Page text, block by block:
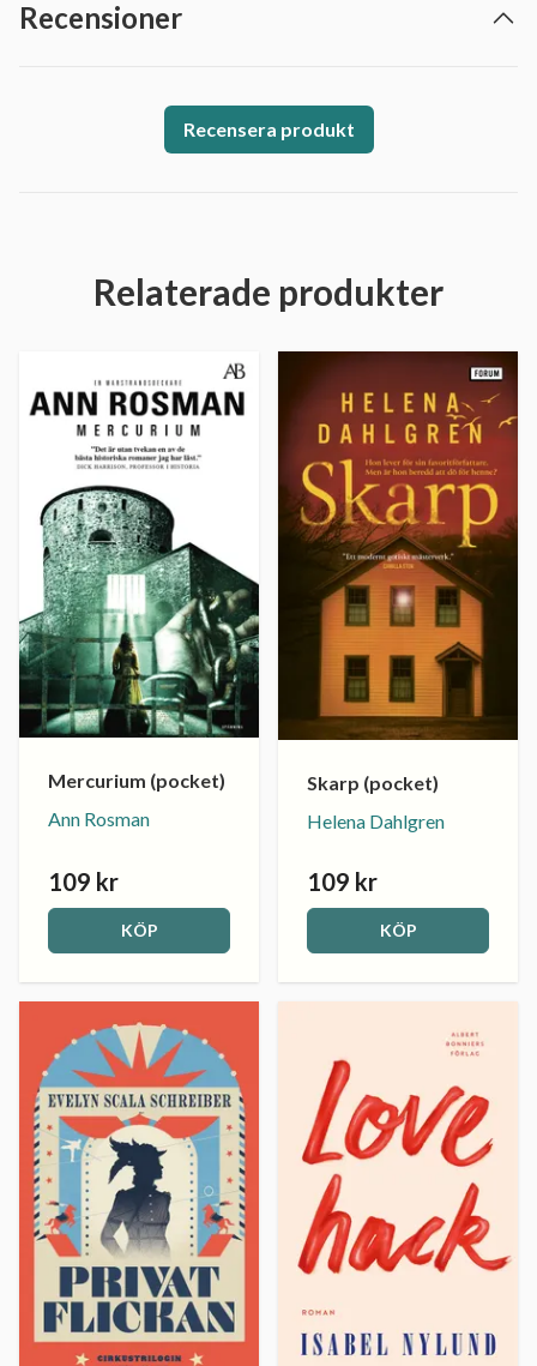
Recensioner
Recensera produkt
Relaterade produkter
Mercurium (pocket)
Ann Rosman
109 kr
KÖP
Skarp (pocket)
Helena Dahlgren
109 kr
KÖP